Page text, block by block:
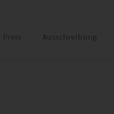
Preis Ausschreibung